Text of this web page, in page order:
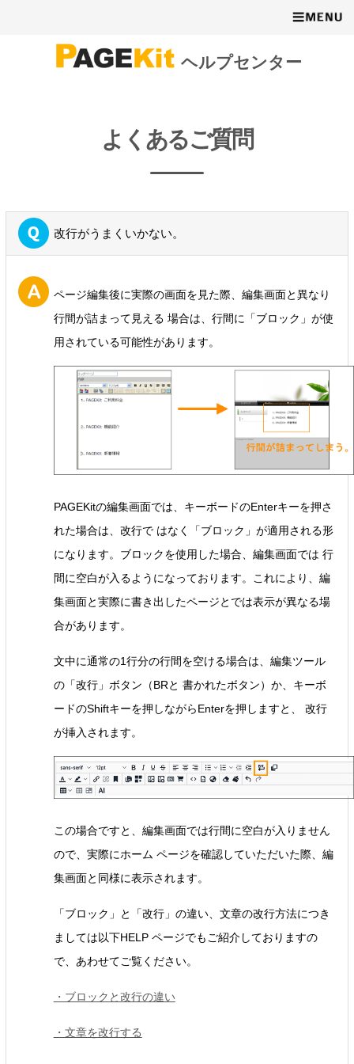
ヘルプセンター
よくあるご質問
改行がうまくいかない。
ページ編集後に実際の画面を見た際、編集画面と異なり
行間が詰まって見える 場合は、行間に「ブロック」が使
用されている可能性があります。
PAGEKitの編集画面では、キーボードのEnterキーを押さ
れた場合は、改行で はなく「ブロック」が適用される形
になります。ブロックを使用した場合、編集画面では 行
間に空白が入るようになっております。これにより、編
集画面と実際に書き出したページとでは表示が異なる場
合があります。
文中に通常の1行分の行間を空ける場合は、編集ツール
の「改行」ボタン（BRと 書かれたボタン）か、キーボ
ードのShiftキーを押しながらEnterを押しますと、 改行
が挿入されます。
この場合ですと、編集画面では行間に空白が入りません
ので、実際にホーム ページを確認していただいた際、編
集画面と同様に表示されます。
「ブロック」と「改行」の違い、文章の改行方法につき
ましては以下HELP ページでもご紹介しておりますの
で、あわせてご覧ください。
・ブロックと改行の違い
・文章を改行する